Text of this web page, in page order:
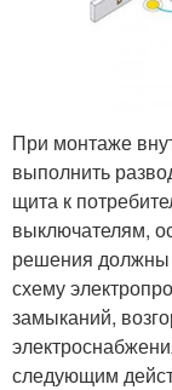
При монтаже
выполнить
щита к
выключателям,
решения должны
схему
замыканий,
следующим